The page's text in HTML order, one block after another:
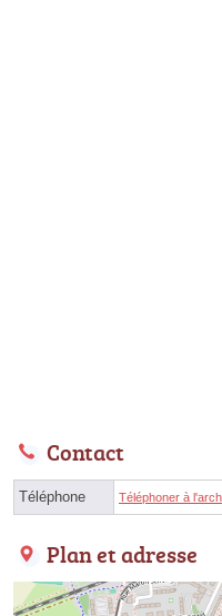
Contact
Téléphone Téléphoner à
Plan et adresse